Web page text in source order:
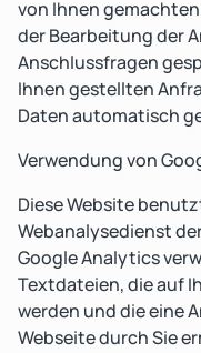
von Ihnen
der Bearbeitung der
Anschlussfragen
Ihnen gestellten
Daten automatisch
Verwendung von
Diese Website
Webanalysedienst
Google Analytics
Textdateien, die auf
werden und die eine
Webseite durch Sie